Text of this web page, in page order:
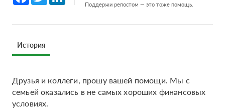
Поддержи репостом — это тоже помощь.
История
Друзья и коллеги, прошу вашей помощи. Мы с
семьей оказались в не самых хороших финансовых
условиях.